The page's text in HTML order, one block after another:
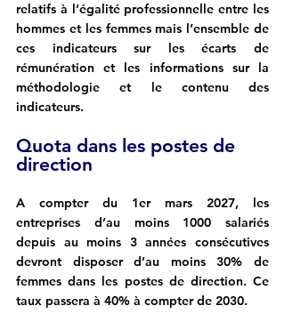
relatifs à l’égalité professionnelle entre les
hommes et les femmes mais l’ensemble de
ces indicateurs sur les écarts de
rémunération et les informations sur la
méthodologie et le contenu des
indicateurs.
Quota dans les postes de
direction
A compter du 1er mars 2027, les
entreprises d’au moins 1000 salariés
depuis au moins 3 années consécutives
devront disposer d’au moins 30% de
femmes dans les postes de direction. Ce
taux passera à 40% à compter de 2030.